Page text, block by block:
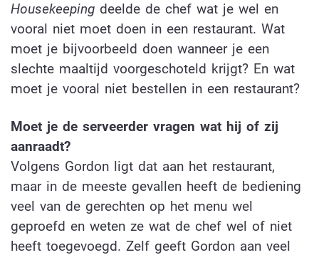
Housekeeping deelde de chef wat je wel en
vooral niet moet doen in een restaurant. Wat
moet je bijvoorbeeld doen wanneer je een
slechte maaltijd voorgeschoteld krijgt? En wat
moet je vooral niet bestellen in een restaurant?
Moet je de serveerder vragen wat hij of zij
aanraadt?
Volgens Gordon ligt dat aan het restaurant,
maar in de meeste gevallen heeft de bediening
veel van de gerechten op het menu wel
geproefd en weten ze wat de chef wel of niet
heeft toegevoegd. Zelf geeft Gordon aan veel